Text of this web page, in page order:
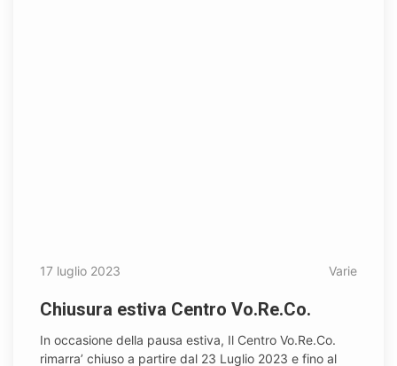
17 luglio 2023 Varie
Chiusura estiva Centro Vo.Re.Co.
In occasione della pausa estiva, Il Centro Vo.Re.Co.
rimarra’ chiuso a partire dal 23 Luglio 2023 e fino al